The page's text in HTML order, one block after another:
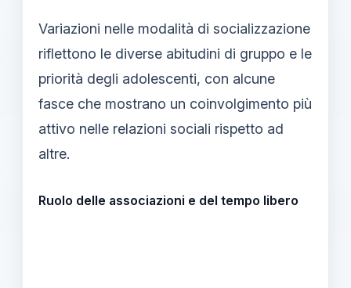
Variazioni nelle modalità di socializzazione
riflettono le diverse abitudini di gruppo e le
priorità degli adolescenti, con alcune
fasce che mostrano un coinvolgimento più
attivo nelle relazioni sociali rispetto ad
altre.
Ruolo delle associazioni e del tempo libero